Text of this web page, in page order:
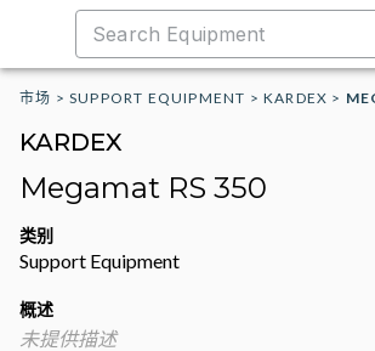
市场 >SUPPORT EQUIPMENT >KARDEX >
KARDEX
Megamat RS 350
类别
Support Equipment
概述
未提供描述